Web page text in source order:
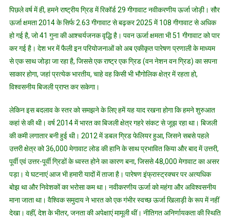
पिछले वर्ष में ही, हमने राष्ट्रीय ग्रिड में रिकॉर्ड 29 गीगावाट नवीकरणीय ऊर्जा जोड़ी। सौर
ऊर्जा क्षमता 2014 के सिर्फ 2.63 गीगावाट से बढ़कर 2025 में 108 गीगावाट से अधिक
हो गई है, जो 41 गुना की आश्चर्यजनक वृद्धि है। पवन ऊर्जा क्षमता भी 51 गीगावाट को पार
कर गई है। देश भर में फैली इन परियोजनाओं को अब एकीकृत पारेषण प्रणाली के माध्यम
से एक साथ जोड़ा जा रहा है, जिससे एक राष्ट्र एक ग्रिड (वन नेशन वन ग्रिड) का सपना
साकार होगा, जहां प्रत्येक भारतीय, चाहे वह किसी भी भौगोलिक क्षेत्र में रहता हो,
विश्वसनीय बिजली प्राप्त कर सकेगा।
लेकिन इस बदलाव के स्तर को समझने के लिए हमें यह याद रखना होगा कि हमने शुरुआत
कहां से की थी। वर्ष 2014 में भारत का बिजली क्षेत्र गहरे संकट से जूझ रहा था। बिजली
की कमी लगातार बनी हुई थी। 2012 में डबल ग्रिड फेलियर हुआ, जिसने सबसे पहले
उत्तरी क्षेत्र को 36,000 मेगावाट लोड की हानि के साथ प्रभावित किया और बाद में उत्तरी,
पूर्वी एवं उत्तर-पूर्वी ग्रिडों के ध्वस्त होने का कारण बना, जिससे 48,000 मेगावाट का असर
पड़ा। ये घटनाएं आज भी हमारी यादों में ताजा है। पारेषण इंफ्रास्ट्रक्चर पर अत्यधिक
बोझ था और निवेशकों का भरोसा कम था। नवीकरणीय ऊर्जा को महंगा और अविश्वसनीय
माना जाता था। वैश्विक समुदाय ने भारत को एक गंभीर स्वच्छ ऊर्जा खिलाड़ी के रूप में नहीं
देखा। वहीं, देश के भीतर, जनता की अपेक्षाएं मामूली थीं। नीतिगत अनिर्णायकता की स्थिति